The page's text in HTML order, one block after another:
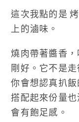
這次我點的是
上的滷味。
燒肉帶著醬香
剛好。它不是
你會想認真扒
搭配起來份量
會有飽足感。